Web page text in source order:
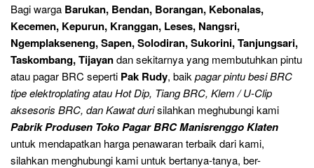
Bagi warga Barukan, Bendan, Borangan, Kebonalas,
Kecemen, Kepurun, Kranggan, Leses, Nangsri,
Ngemplakseneng, Sapen, Solodiran, Sukorini, Tanjungsari,
Taskombang, Tijayandan sekitarnya yang membutuhkan pintu
atau pagar BRC seperti Pak Rudy, baik pagar pintu besi BRC
tipe elektroplating atau Hot Dip, Tiang BRC, Klem / U-Clip
aksesoris BRC, dan Kawatdurisilahkan meghubungi kami
Pabrik Produsen Toko Pagar BRC Manisrenggo Klaten
untuk mendapatkan harga penawaran terbaik dari kami,
silahkan menghubungi kami untuk bertanya-tanya, ber-